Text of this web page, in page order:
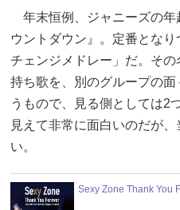
年末恒例、ジャニーズの年
ウントダウン』。定番とな
チェンジメドレー」だ。そ
持ち歌を、別のグループの
うもので、見る側としては2
見えて非常に面白いのだが
い。
Sexy Zone Thank You